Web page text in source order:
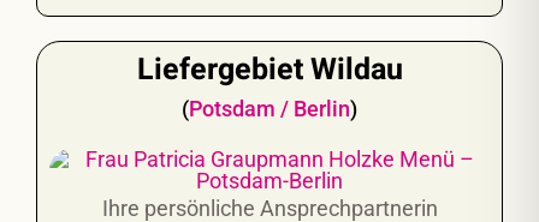
Liefergebiet Wildau
(Potsdam / Berlin)
Ihre persönliche Ansprechpartnerin